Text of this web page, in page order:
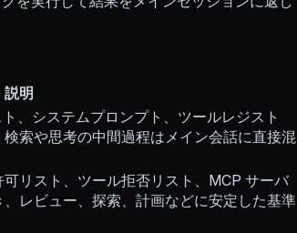
説明
、システムプロンプト、ツールレジスト
索や思考の中間過程はメイン会話に直接混
リスト、ツール拒否リスト、MCP サーバ
レビュー、探索、計画などに安定した基準